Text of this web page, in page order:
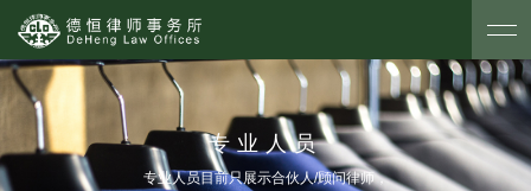
专业人员
专业人员目前只展示合伙人/顾问律师，